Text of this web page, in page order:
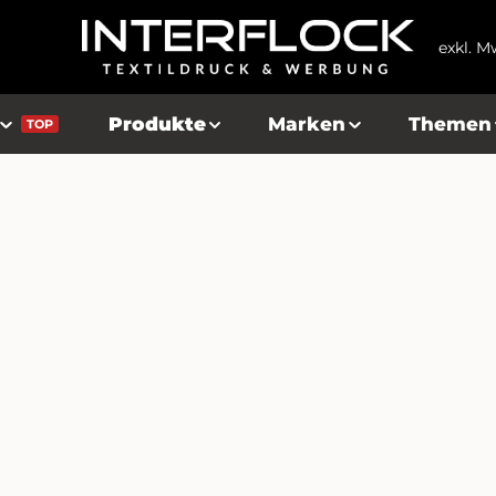
exkl.
TOP Produkte Marken Themen